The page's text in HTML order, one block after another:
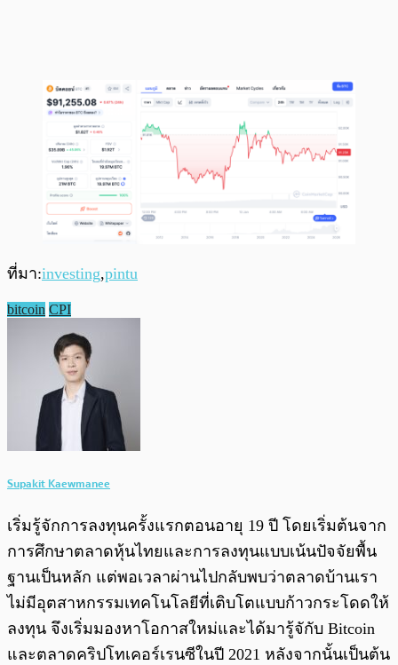
ที่มา:investing,pintu
bitcoin CPI
Supakit Kaewmanee
เริ่มรู้จักการลงทุนครั้งแรกตอนอายุ 19 ปี โดยเริ่มต้นจาก
การศึกษาตลาดหุ้นไทยและการลงทุนแบบเน้นปัจจัยพื้น
ฐานเป็นหลัก แต่พอเวลาผ่านไปกลับพบว่าตลาดบ้านเรา
ไม่มีอุตสาหกรรมเทคโนโลยีที่เติบโตแบบก้าวกระโดดให้
ลงทุน จึงเริ่มมองหาโอกาสใหม่และได้มารู้จักับ Bitcoin
และตลาดคริปโทเคอร์เรนซีในปี 2021 หลังจากนั้นเป็นต้น